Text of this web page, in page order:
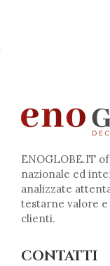
ENOGLOBE.IT
nazionale ed
analizzate
testarne valore
clienti.
CONTATTI